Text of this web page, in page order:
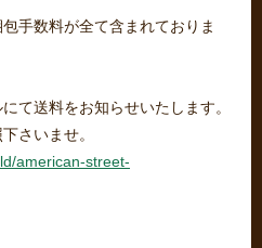
手数料が全て含まれておりま
て送料をお知らせいたします。
さいませ。
american-street-